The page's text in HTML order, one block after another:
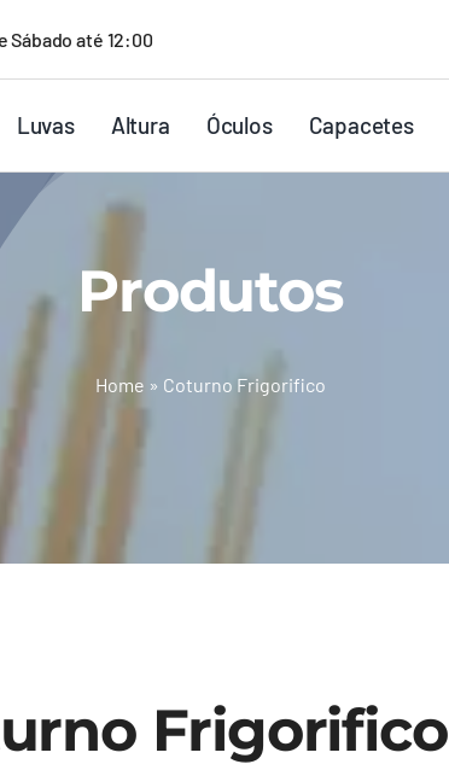
Sábado até 12:00
Luvas Altura Óculos Capacetes
Produtos
Home » Coturno Frigorifico
Frigorifico